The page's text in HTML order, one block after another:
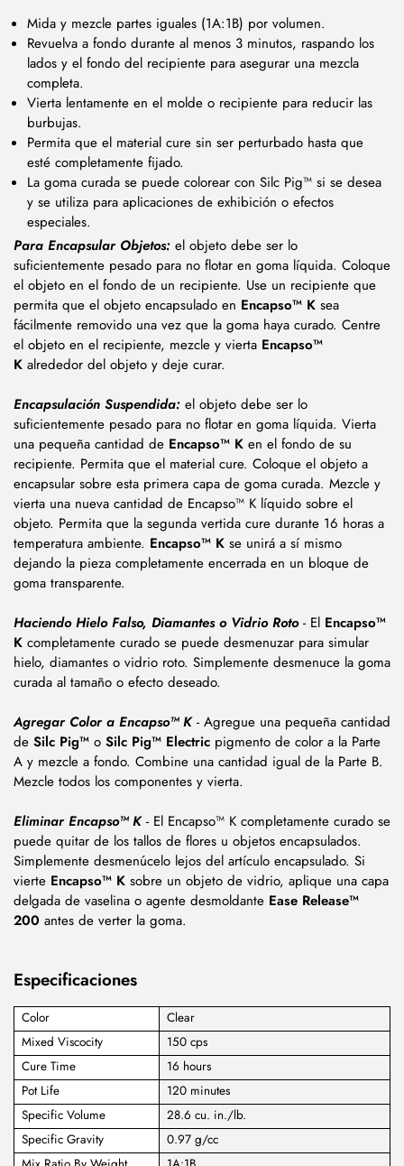
Mida y mezcle partes iguales (1A:1B) por volumen.
Revuelva a fondo durante al menos 3 minutos, raspando los
lados y el fondo del recipiente para asegurar una mezcla
completa.
Vierta lentamente en el molde o recipiente para reducir las
burbujas.
Permita que el material cure sin ser perturbado hasta que
esté completamente fijado.
La goma curada se puede colorear con Silc Pig™ si se desea
y se utiliza para aplicaciones de exhibición o efectos
especiales.
Para Encapsular Objetos: el objeto debe ser lo
suficientemente pesado para no flotar en goma líquida. Coloque
el objeto en el fondo de un recipiente. Use un recipiente que
permita que el objeto encapsulado en Encapso™ K sea
fácilmente removido una vez que la goma haya curado. Centre
el objeto en el recipiente, mezcle y vierta Encapso™
K alrededor del objeto y deje curar.
Encapsulación Suspendida: el objeto debe ser lo
suficientemente pesado para no flotar en goma líquida. Vierta
una pequeña cantidad de Encapso™ K en el fondo de su
recipiente. Permita que el material cure. Coloque el objeto a
encapsular sobre esta primera capa de goma curada. Mezcle y
vierta una nueva cantidad de Encapso™ K líquido sobre el
objeto. Permita que la segunda vertida cure durante 16 horas a
temperatura ambiente. Encapso™ K se unirá a sí mismo
dejando la pieza completamente encerrada en un bloque de
goma transparente.
Haciendo Hielo Falso, Diamantes o Vidrio Roto- El Encapso™
K completamente curado se puede desmenuzar para simular
hielo, diamantes o vidrio roto. Simplemente desmenuce la goma
curada al tamaño o efecto deseado.
Agregar Color a Encapso™ K- Agregue una pequeña cantidad
de Silc Pig™ o Silc Pig™ Electric pigmento de color a la Parte
A y mezcle a fondo. Combine una cantidad igual de la Parte B.
Mezcle todos los componentes y vierta.
Eliminar Encapso™ K- El Encapso™ K completamente curado se
puede quitar de los tallos de flores u objetos encapsulados.
Simplemente desmenúcelo lejos del artículo encapsulado. Si
vierte Encapso™ K sobre un objeto de vidrio, aplique una capa
delgada de vaselina o agente desmoldante Ease Release™
200 antes de verter la goma.
Especificaciones
Color
Clear
Mixed Viscocity
150 cps
Cure Time
16 hours
Pot Life
120 minutes
Specific Volume
28.6 cu. in./lb.
Specific Gravity
0.97 g/cc